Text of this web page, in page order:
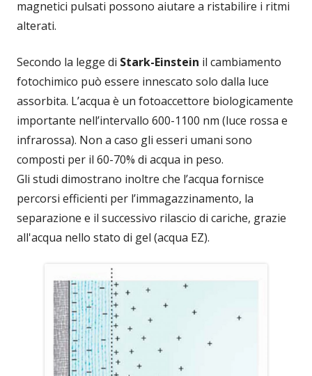
magnetici pulsati possono aiutare a ristabilire i ritmi
alterati.
Secondo la legge di Stark-Einstein il cambiamento
fotochimico può essere innescato solo dalla luce
assorbita. L’acqua è un fotoaccettore biologicamente
importante nell’intervallo 600-1100 nm (luce rossa e
infrarossa). Non a caso gli esseri umani sono
composti per il 60-70% di acqua in peso.
Gli studi dimostrano inoltre che l’acqua fornisce
percorsi efficienti per l’immagazzinamento, la
separazione e il successivo rilascio di cariche, grazie
all'acqua nello stato di gel (acqua EZ).